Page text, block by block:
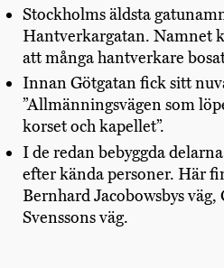
Stockholms äldsta
Hantverkargatan. Namnet
att många hantverkare
Innan Götgatan fick sitt
”Allmänningsvägen som
korset och kapellet”.
I de redan bebyggda
efter kända personer. Här
Bernhard Jacobowsbys
Svenssons väg.